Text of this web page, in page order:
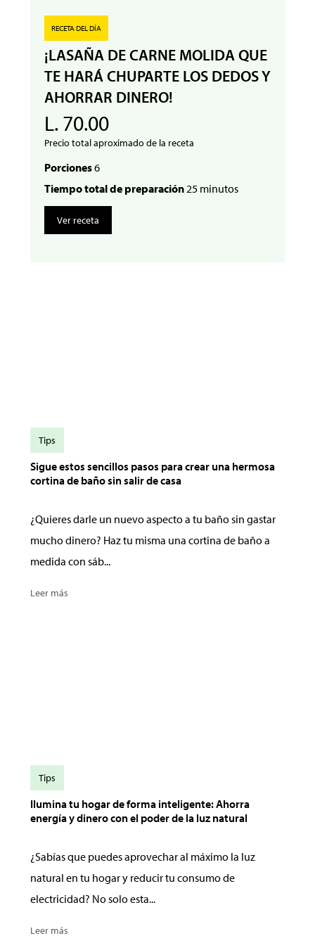
RECETA DEL DÍA
¡LASAÑA DE CARNE MOLIDA QUE
TE HARÁ CHUPARTE LOS DEDOS Y
AHORRAR DINERO!
L. 70.00
Precio total aproximado de la receta
Porciones6
Tiempo total de preparación25 minutos
Ver receta
Sigue estos sencillos pasos para crear una hermosa
cortina de baño sin salir de casa
¿Quieres darle un nuevo aspecto a tu baño sin gastar
mucho dinero? Haz tu misma una cortina de baño a
medida con sáb...
Leer más
Tips
Ilumina tu hogar de forma inteligente: Ahorra
energía y dinero con el poder de la luz natural
¿Sabías que puedes aprovechar al máximo la luz
natural en tu hogar y reducir tu consumo de
electricidad? No solo esta...
Leer más
Tips